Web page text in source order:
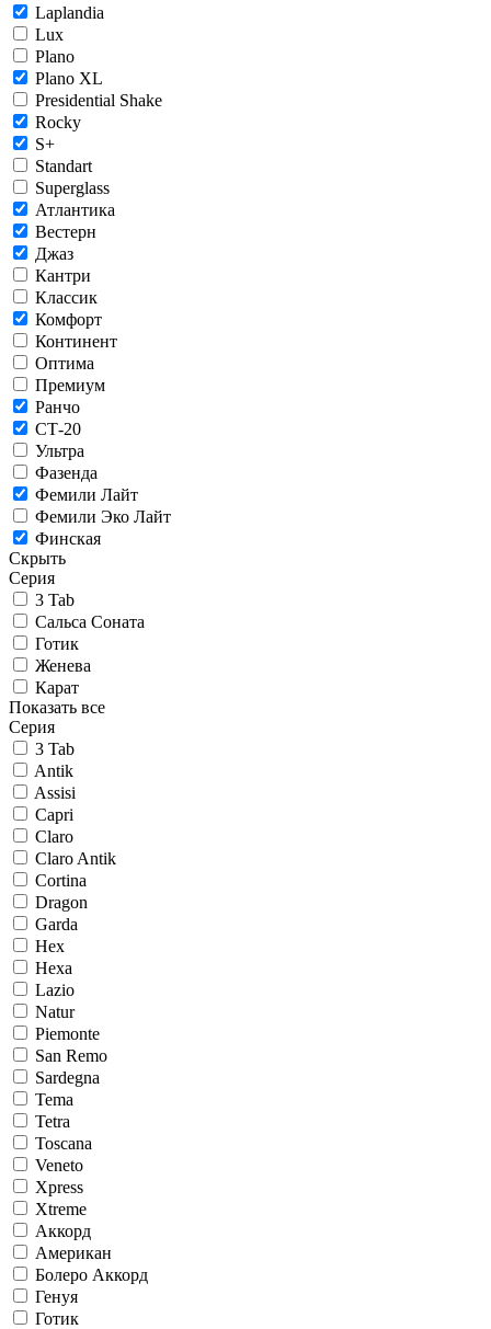
Laplandia
Lux
Plano
Plano XL
Presidential Shake
Rocky
S+
Standart
Superglass
Атлантика
Вестерн
Джаз
Кантри
Классик
Комфорт
Континент
Оптима
Премиум
Ранчо
СТ-20
Ультра
Фазенда
Фемили Лайт
Фемили Эко Лайт
Финская
Скрыть
Серия
3 Tab
Сальса Соната
Готик
Женева
Карат
Показать все
Серия
3 Tab
Antik
Assisi
Capri
Claro
Claro Antik
Cortina
Dragon
Garda
Hex
Hexa
Lazio
Natur
Piemonte
San Remo
Sardegna
Tema
Tetra
Toscana
Veneto
Xpress
Xtreme
Аккорд
Американ
Болеро Аккорд
Генуя
Готик